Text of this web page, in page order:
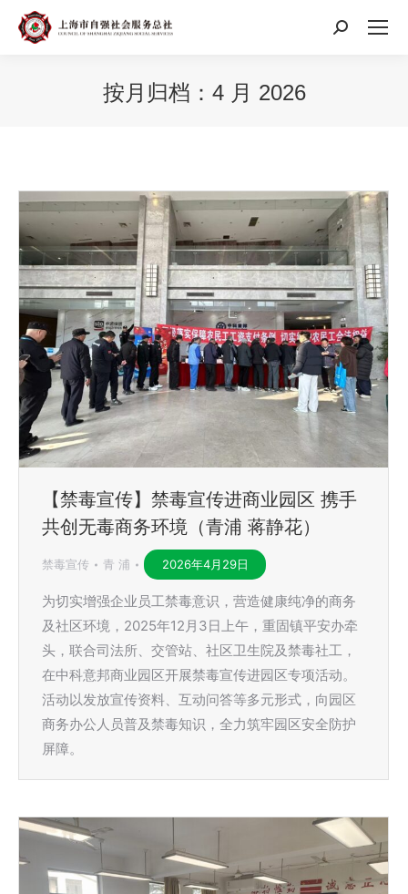
搜
按月归档： 4 月 2026
【禁毒宣传】禁毒宣传进商业园区 携手
共创无毒商务环境（青浦 蒋静花）
禁毒宣传 青 浦 2026年4月29日
为切实增强企业员工禁毒意识，营造健康纯净的商务
及社区环境，2025年12月3日上午，重固镇平安办牵
头，联合司法所、交管站、社区卫生院及禁毒社工，
在中科意邦商业园区开展禁毒宣传进园区专项活动。
活动以发放宣传资料、互动问答等多元形式，向园区
商务办公人员普及禁毒知识，全力筑牢园区安全防护
屏障。